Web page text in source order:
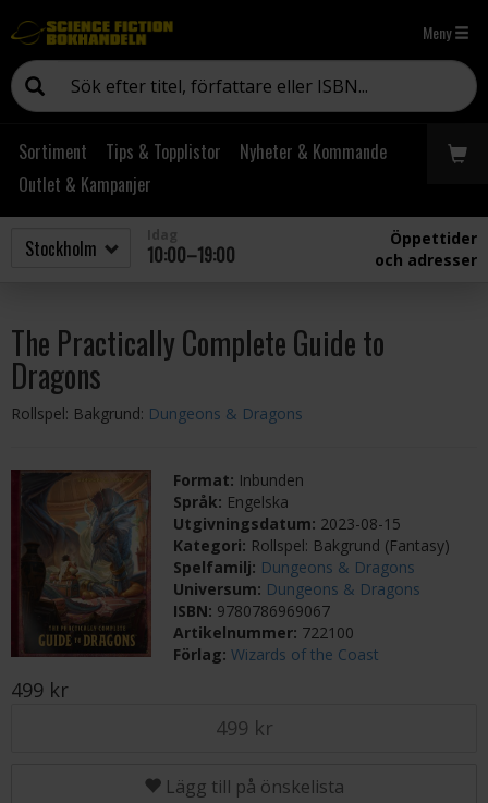
Meny
Sortiment Tips & Topplistor
Nyheter & Kommande
Outlet & Kampanjer
10:00–19:00
Öppettider
och adresser
The Practically Complete Guide to
Dragons
Rollspel: Bakgrund: Dungeons & Dragons
Format: Inbunden
Språk: Engelska
Utgivningsdatum: 2023-08-15
Kategori: Rollspel: Bakgrund (Fantasy)
Spelfamilj: Dungeons & Dragons
Universum: Dungeons & Dragons
ISBN: 9780786969067
Artikelnummer: 722100
Förlag:Wizards of the Coast
499 kr
499 kr
Lägg till på önskelista